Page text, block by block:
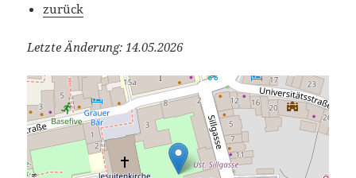
zurück
Letzte Änderung: 14.05.2026